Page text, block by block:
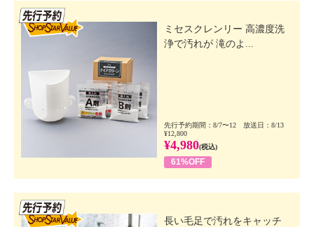
ミセスクレンリー 高濃度洗
浄で汚れが 滝のよ...
先行予約期間：8/7〜12 放送日：8/13
¥12,800
¥4,980(税込)
61%OFF
長い毛足で汚れをキャッチ